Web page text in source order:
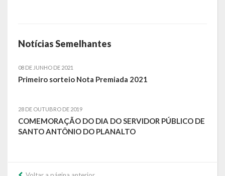
Leis Orçamentárias
Relatório Circunstanciado
Editais
Notícias Semelhantes
08 DE JUNHO DE 2021
Primeiro sorteio Nota Premiada 2021
28 DE OUTUBRO DE 2019
COMEMORAÇÃO DO DIA DO SERVIDOR PÚBLICO DE
SANTO ANTÔNIO DO PLANALTO